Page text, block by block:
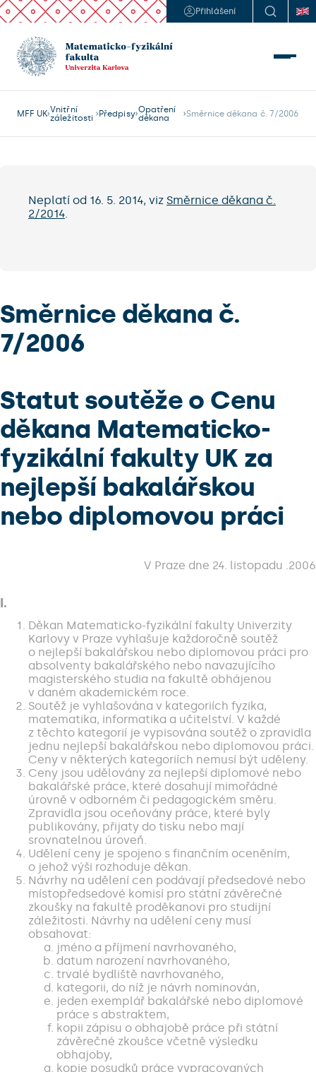
Přihlášení
MFF UK Vnitřní
záležitosti
Předpisy Opatření
děkana
Směrnice děkana č. 7/2006
Neplatí od 16. 5. 2014, viz Směrnice děkana č.
2/2014.
Směrnice děkana č.
7/2006
Statut soutěže o Cenu
děkana Matematicko-
fyzikální fakulty UK za
nejlepší bakalářskou
nebo diplomovou práci
V Praze dne 24. listopadu .2006
I.
Děkan Matematicko-fyzikální fakulty Univerzity
Karlovy v Praze vyhlašuje každoročně soutěž
o nejlepší bakalářskou nebo diplomovou práci pro
absolventy bakalářského nebo navazujícího
magisterského studia na fakultě obhájenou
v daném akademickém roce.
Soutěž je vyhlašována v kategoriích fyzika,
matematika, informatika a učitelství. V každé
z těchto kategorií je vypisována soutěž o zpravidla
jednu nejlepší bakalářskou nebo diplomovou práci.
Ceny v některých kategoriích nemusí být uděleny.
Ceny jsou udělovány za nejlepší diplomové nebo
bakalářské práce, které dosahují mimořádné
úrovně v odborném či pedagogickém směru.
Zpravidla jsou oceňovány práce, které byly
publikovány, přijaty do tisku nebo mají
srovnatelnou úroveň.
Udělení ceny je spojeno s finančním oceněním,
o jehož výši rozhoduje děkan.
Návrhy na udělení cen podávají předsedové nebo
místopředsedové komisí pro státní závěrečné
zkoušky na fakultě proděkanovi pro studijní
záležitosti. Návrhy na udělení ceny musí
obsahovat:
jméno a příjmení navrhovaného,
datum narození navrhovaného,
trvalé bydliště navrhovaného,
kategorii, do níž je návrh nominován,
jeden exemplář bakalářské nebo diplomové
práce s abstraktem,
kopii zápisu o obhajobě práce při státní
závěrečné zkoušce včetně výsledku
obhajoby,
kopie posudků práce vypracovaných